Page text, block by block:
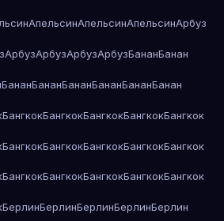
АпельсинАпельсинАпельсинАрбуз
АрбузАрбузАрбузАрбузБананБанан
БананБананБананБананБананБанан
БангкокБангкокБангкокБангкокБангкок
БангкокБангкокБангкокБангкокБангкок
БангкокБангкокБангкокБангкокБангкок
БерлинБерлинБерлинБерлинБерлин